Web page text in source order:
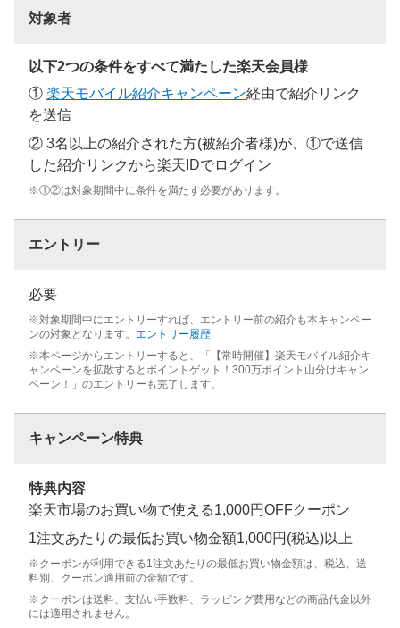
対象者
以下2つの条件をすべて満たした楽天会員様
① 楽天モバイル紹介キャンペーン経由で紹介リンク
を送信
② 3名以上の紹介された方(被紹介者様)が、①で送信
した紹介リンクから楽天IDでログイン
※①②は対象期間中に条件を満たす必要があります。
エントリー
必要
※対象期間中にエントリーすれば、エントリー前の紹介も本キャンペー
ンの対象となります。 エントリー履歴
※本ページからエントリーすると、「【常時開催】楽天モバイル紹介キ
ャンペーンを拡散するとポイントゲット！300万ポイント山分けキャン
ペーン！」のエントリーも完了します。
キャンペーン特典
特典内容
楽天市場のお買い物で使える1,000円OFFクーポン
1注文あたりの最低お買い物金額1,000円(税込)以上
※クーポンが利用できる1注文あたりの最低お買い物金額は、税込、送
料別、クーポン適用前の金額です。
※クーポンは送料、支払い手数料、ラッピング費用などの商品代金以外
には適用されません。